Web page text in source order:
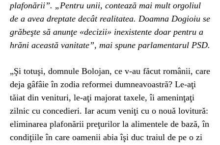
plafonării”. „Pentru unii, contează mai mult orgoliul
de a avea dreptate decât realitatea. Doamna Dogioiu se
grăbeşte să anunţe «decizii» inexistente doar pentru a
hrăni această vanitate”, mai spune parlamentarul PSD.
„Şi totuşi, domnule Bolojan, ce v-au făcut românii, care
deja gâfâie în zodia reformei dumneavoastră? Le-aţi
tăiat din venituri, le-aţi majorat taxele, îi ameninţaţi
zilnic cu concedieri. Iar acum veniţi cu o nouă lovitură:
eliminarea plafonării preţurilor la alimentele de bază, în
condiţiile în care oamenii abia îşi duc traiul de pe o zi